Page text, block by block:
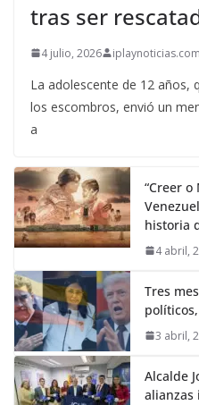
tras ser
4 julio, 2026 iplaynoticias.com
La adolescente de 12 años,
los escombros, envió un
a
“Creer o
historia
4 abril,
Tres
3 abril,
Alcalde
alianzas